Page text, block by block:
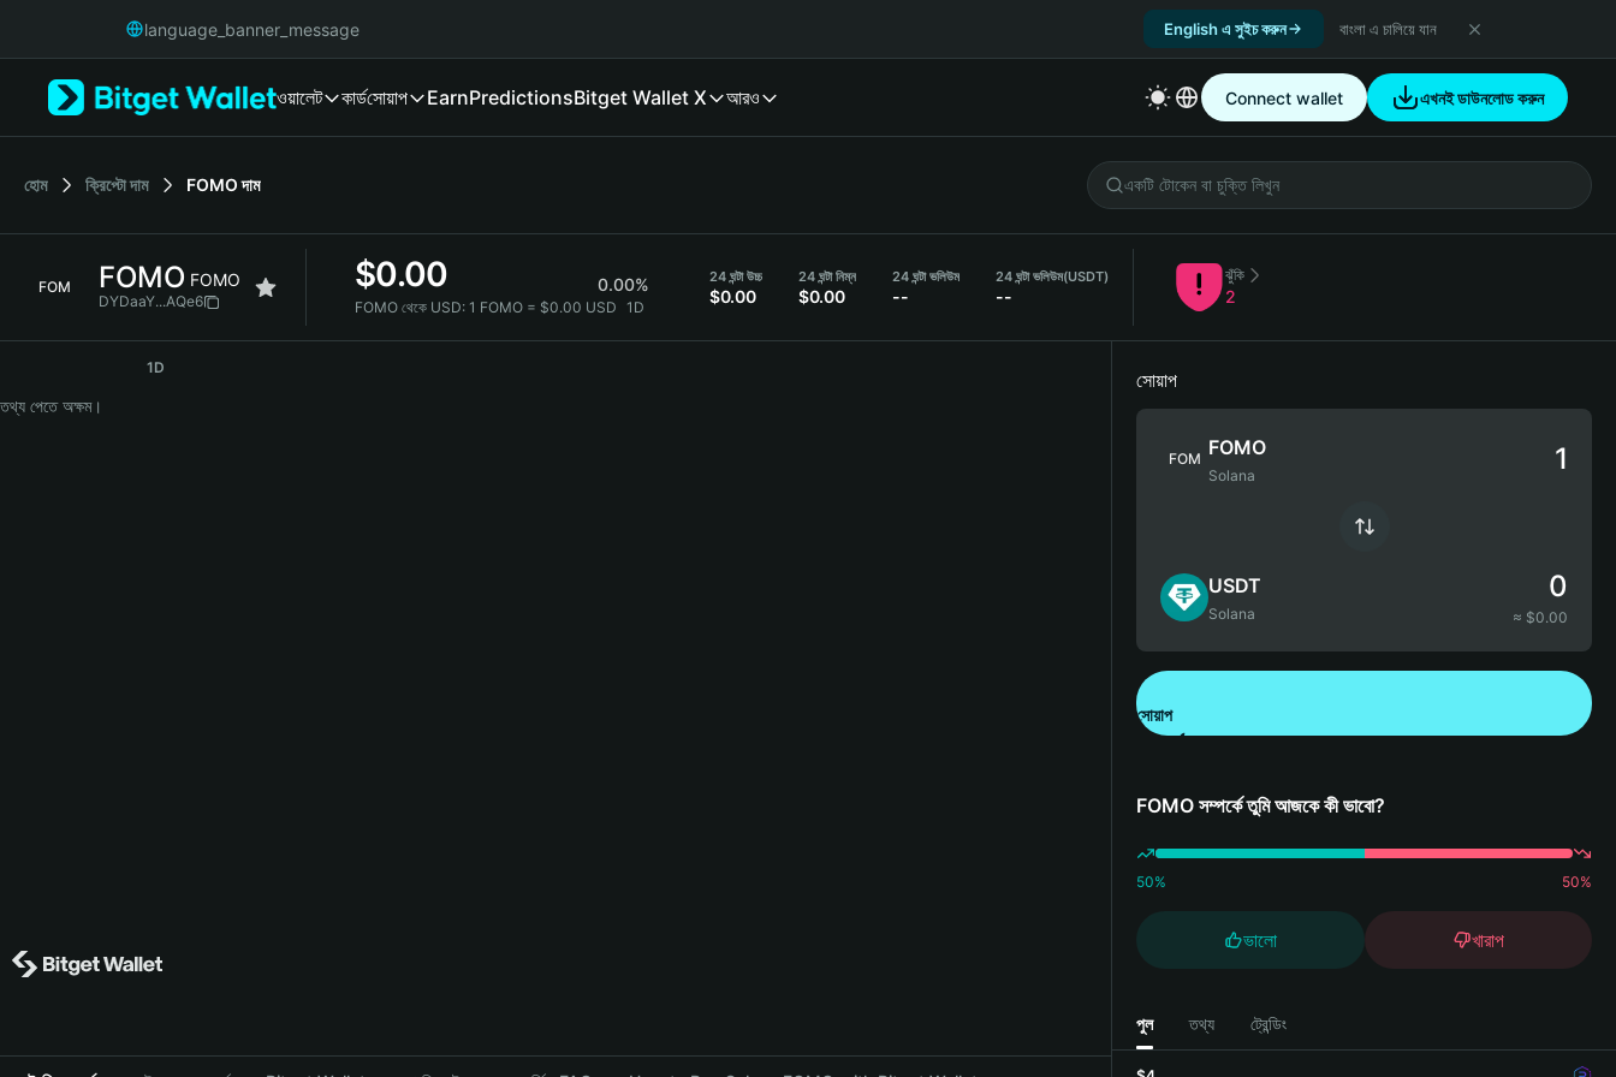
Русский
Italiano
Bahasa Indonesia
हिन्दी
language_banner_message English এ সুইচ করুন বাংলা এ চালিয়ে যান
ওয়ালেট কার্ডসোয়াপ EarnPredictionsBitget Wallet X আরও Connect wallet এখনই ডাউনলোড করুন
হোম ক্রিপ্টো দাম FOMO দাম
FOM FOMO FOMO
DYDaaY...AQe6
$0.00 0.00%
FOMO থেকে USD: 1 FOMO = $0.00 USD 1D
24 ঘন্টা উচ্চ
$0.00
24 ঘন্টা নিম্ন
$0.00
24 ঘন্টা ভলিউম
--
24 ঘন্টা ভলিউম(USDT)
--
ঝুঁকি
2
1D
তথ্য পেতে অক্ষম।
সোয়াপ
FOM FOMO
Solana
USDT
Solana
0
≈ $0.00
সোয়াপ
FOMO সম্পর্কে তুমি আজকে কী ভাবো?
50% 50%
ভালো খারাপ
পুল তথ্য ট্রেন্ডিং